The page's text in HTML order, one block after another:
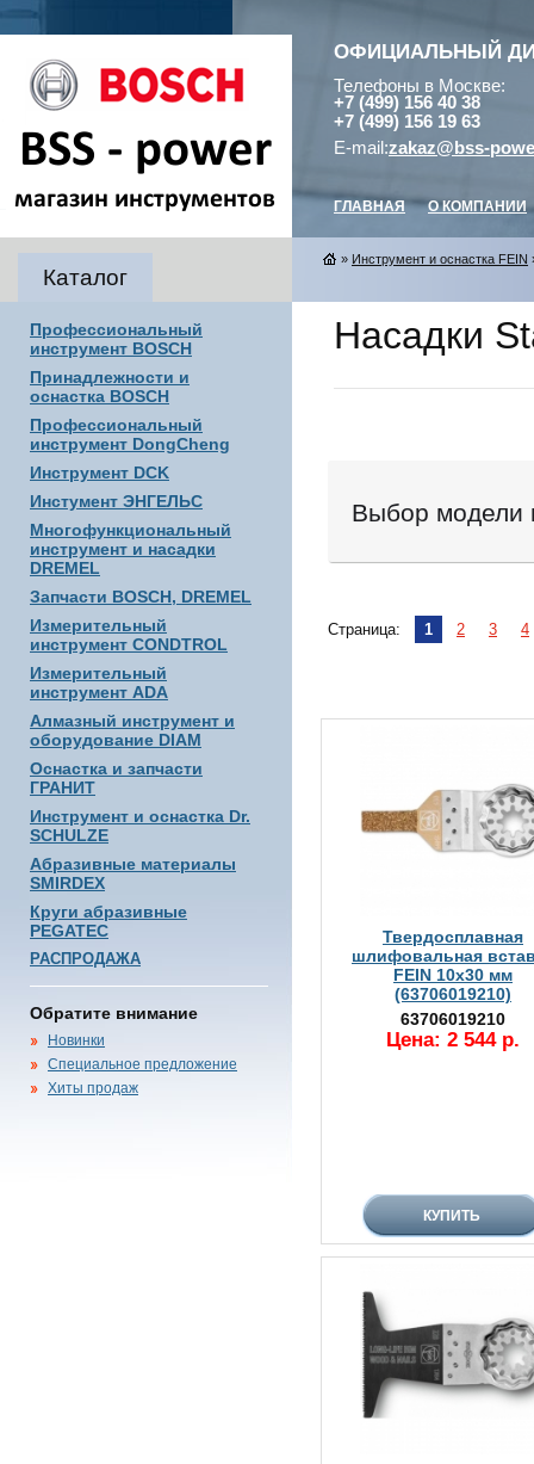
ОФИЦИАЛЬНЫЙ
Телефоны в Москве:
+7 (499) 156 40 38
+7 (499) 156 19 63
E-mail:zakaz@bss-
ГЛАВНАЯ О КОМПАНИИ
Каталог
Профессиональный
инструмент BOSCH
Принадлежности и
оснастка BOSCH
Профессиональный
инструмент DongCheng
Инструмент DCK
Инстумент ЭНГЕЛЬС
Многофункциональный
инструмент и насадки
DREMEL
Запчасти BOSCH, DREMEL
Измерительный
инструмент CONDTROL
Измерительный
инструмент ADA
Алмазный инструмент и
оборудование DIAM
Оснастка и запчасти
ГРАНИТ
Инструмент и оснастка Dr.
SCHULZE
Абразивные материалы
SMIRDEX
Круги абразивные
PEGATEC
РАСПРОДАЖА
Обратите внимание
Новинки
Специальное предложение
Хиты продаж
» Инструмент и оснастка FEIN
Насадки
Выбор модели
Страница: 1 2 3 4
Твердосплавная
шлифовальная
FEIN 10x30 мм
(63706019210)
63706019210
Цена: 2 544 р.